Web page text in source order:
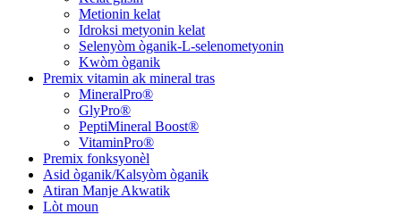
Metionin kelat
Idroksi metyonin kelat
Selenyòm òganik-L-selenometyonin
Kwòm òganik
Premix vitamin ak mineral tras
MineralPro®
GlyPro®
PeptiMineral Boost®
VitaminPro®
Premix fonksyonèl
Asid òganik/Kalsyòm òganik
Atiran Manje Akwatik
Lòt moun